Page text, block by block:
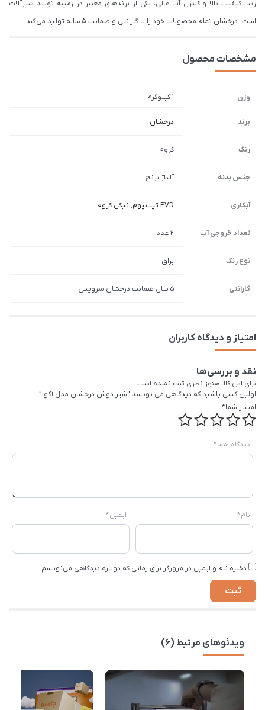
زیبا، کیفیت بالا و کنترل آب عالی، یکی از برندهای معتبر در زمینه تولید شیرآلات
است. درخشان تمام محصولات خود را با گارانتی و ضمانت 5 ساله تولید می کند.
مشخصات محصول
وزن 1 کیلوگرم
برند درخشان
رنگ کروم
جنس بدنه آلیاژ برنج
آبکاری PVD تیتانیوم , نیکل-کروم
تعداد خروجی آب 2 عدد
نوع رنگ براق
گارانتی 5 سال ضمانت درخشان سرویس
امتیاز و دیدگاه کاربران
نقد و بررسی‌ها
برای این کالا هنوز نظری ثبت نشده است.
اولین کسی باشید که دیدگاهی می نویسد “شیر دوش درخشان مدل آکوا”
امتیاز شما*
دیدگاه شما*
نام* ایمیل*
ذخیره نام و ایمیل در مرورگر برای زمانی که دوباره دیدگاهی می‌نویسم.
ویدئوهای مرتبط (6)